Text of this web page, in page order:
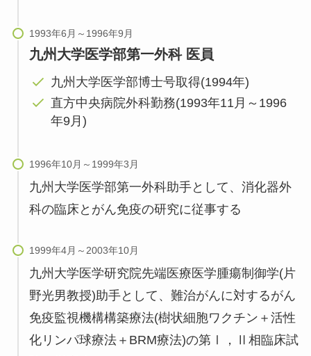
九州大学医学部第一外科 医員
九州大学医学部博士号取得(1994年)
直方中央病院外科勤務(1993年11月～1996
年9月)
九州大学医学部第一外科助手として、消化器外
科の臨床とがん免疫の研究に従事する
九州大学医学研究院先端医療医学腫瘍制御学(片
野光男教授)助手として、難治がんに対するがん
免疫監視機構構築療法(樹状細胞ワクチン＋活性
化リンパ球療法＋BRM療法)の第Ⅰ，Ⅱ相臨床試